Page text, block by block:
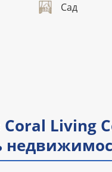
Сад
Living